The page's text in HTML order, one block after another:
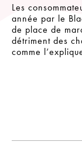
Les
année par le
de place de
détriment des
comme